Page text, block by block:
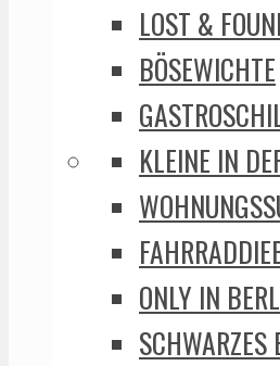
LOST &
BÖSEWICHTE
KLEINE IN
ONLY IN
SCHWARZES